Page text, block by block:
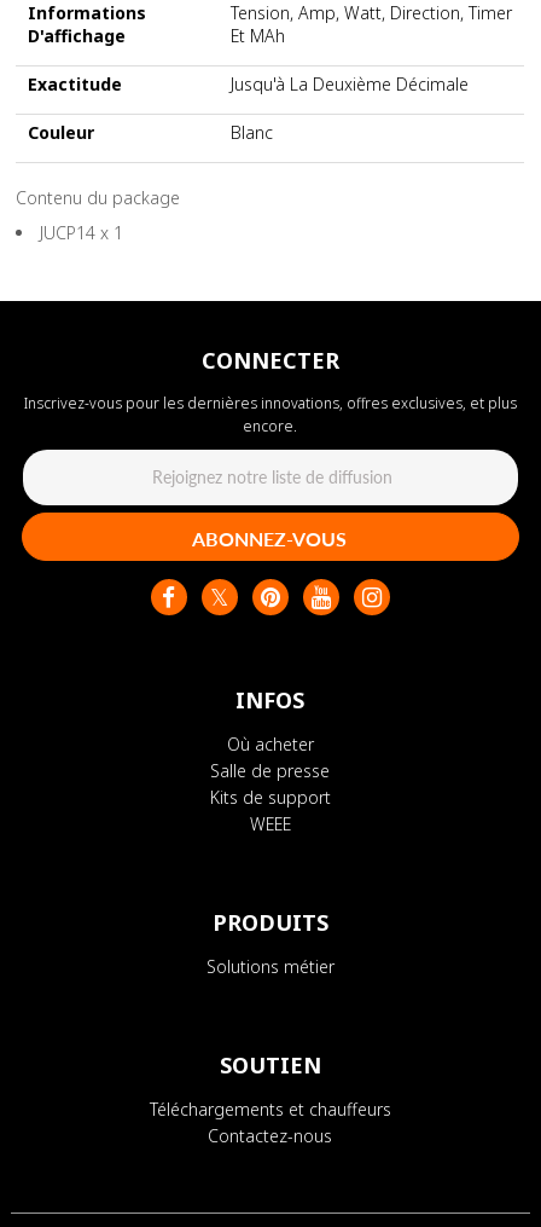
Informations
D'affichage
Tension, Amp, Watt, Direction, Timer
Et MAh
Exactitude Jusqu'à La Deuxième Décimale
Couleur Blanc
Contenu du package
JUCP14 x 1
INFOS
Où acheter
Salle de presse
Kits de support
WEEE
PRODUITS
Solutions métier
SOUTIEN
Téléchargements et chauffeurs
Contactez-nous
CONNECTER
Inscrivez-vous pour les dernières innovations, offres exclusives, et plus
encore.
ABONNEZ-VOUS